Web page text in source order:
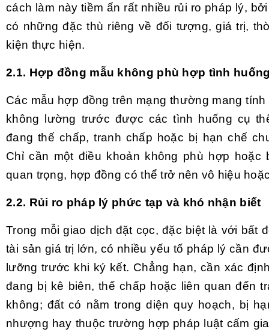
cách làm này tiềm ẩn rất nhiều rủi ro pháp lý,
có những đặc thù riêng về đối tượng, giá trị,
kiện thực hiện.
2.1. Hợp đồng mẫu không phù hợp tình
Các mẫu hợp đồng trên mạng thường mang
không lường trước được các tình huống cụ
đang thế chấp, tranh chấp hoặc bị hạn chế
Chỉ cần một điều khoản không phù hợp hoặc
quan trọng, hợp đồng có thể trở nên vô hiệu
2.2. Rủi ro pháp lý phức tạp và khó nhận biết
Trong mỗi giao dịch đặt cọc, đặc biệt là với bất
tài sản giá trị lớn, có nhiều yếu tố pháp lý cần
lưỡng trước khi ký kết. Chẳng hạn, cần xác
đang bị kê biên, thế chấp hoặc liên quan đến
không; đất có nằm trong diện quy hoạch, bị
nhượng hay thuộc trường hợp pháp luật cấm